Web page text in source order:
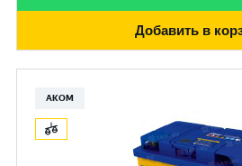
Добавить в
АКОМ